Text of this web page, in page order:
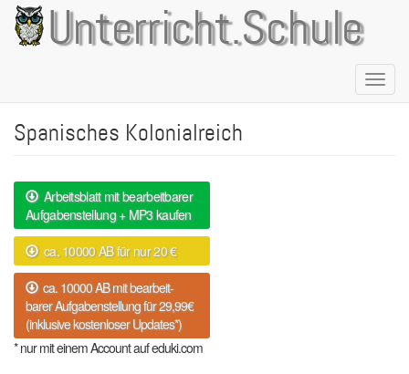
Direkt
zum
Inhalt
Unterricht.Schule
Spanisches Kolonialreich
Arbeitsblatt mit bearbeitbarer
Aufgabenstellung + MP3 kaufen
ca. 10000 AB für nur 20 €
ca. 10000 AB mit bearbeit-
barer Aufgabenstellung für 29,99€
(inklusive kostenloser Updates*)
* nur mit einem Account auf eduki.com